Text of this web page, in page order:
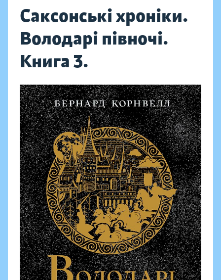
Саксонські хроніки.
Володарі півночі.
Книга 3.